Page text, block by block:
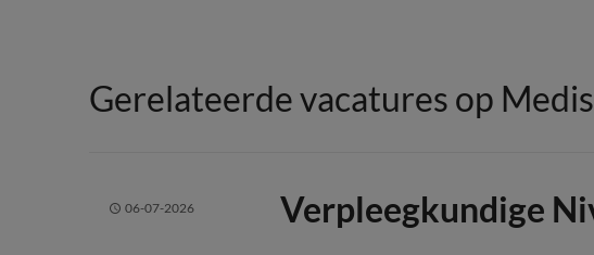
Gerelateerde vacatures op
06-07-2026 Verpleegkundige